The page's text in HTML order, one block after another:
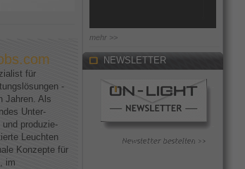
für
-
Jahren. Als
Unter-
produzie-
Leuchten
Konzepte für
im
mehr >>
NEWSLETTER